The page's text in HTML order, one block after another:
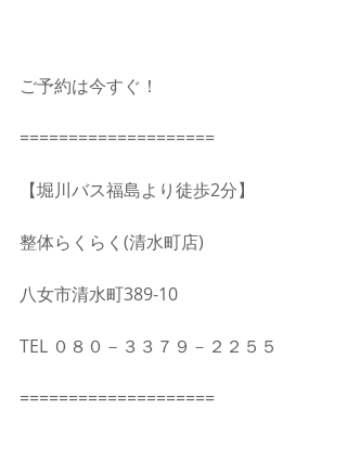
ご予約は今すぐ！
====================
【堀川バス福島より徒歩2分】
整体らくらく(清水町店)
八女市清水町389-10
TEL ０８０－３３７９－２２５５
====================